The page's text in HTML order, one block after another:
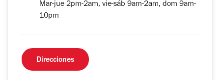
Mar-jue 2pm-2am, vie-sáb 9am-2am, dom 9am-
10pm
Direcciones